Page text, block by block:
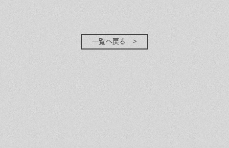
一覧へ戻る